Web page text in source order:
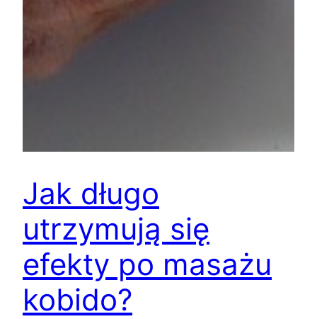
Jak długo
utrzymują się
efekty po masażu
kobido?